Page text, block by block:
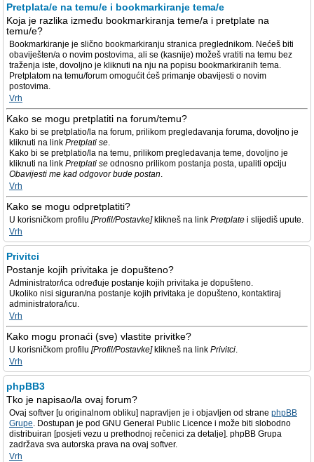
Pretplata/e na temu/e i bookmarkiranje tema/e
Koja je razlika između bookmarkiranja teme/a i pretplate na
temu/e?
Bookmarkiranje je slično bookmarkiranju stranica preglednikom. Nećeš biti
obaviješten/a o novim postovima, ali se (kasnije) možeš vratiti na temu bez
traženja iste, dovoljno je kliknuti na nju na popisu bookmarkiranih tema.
Pretplatom na temu/forum omogućit ćeš primanje obavijesti o novim
postovima.
Vrh
Kako se mogu pretplatiti na forum/temu?
Kako bi se pretplatio/la na forum, prilikom pregledavanja foruma, dovoljno je
kliknuti na link Pretplati se.
Kako bi se pretplatio/la na temu, prilikom pregledavanja teme, dovoljno je
kliknuti na link Pretplati se odnosno prilikom postanja posta, upaliti opciju
Obavijesti me kad odgovor bude postan.
Vrh
Kako se mogu odpretplatiti?
U korisničkom profilu [Profil/Postavke]klikneš na link Pretplate i slijediš upute.
Vrh
Privitci
Postanje kojih privitaka je dopušteno?
Administrator/ica određuje postanje kojih privitaka je dopušteno.
Ukoliko nisi siguran/na postanje kojih privitaka je dopušteno, kontaktiraj
administratora/icu.
Vrh
Kako mogu pronaći (sve) vlastite privitke?
U korisničkom profilu [Profil/Postavke]klikneš na link Privitci.
Vrh
phpBB3
Tko je napisao/la ovaj forum?
Ovaj softver [u originalnom obliku] napravljen je i objavljen od strane phpBB
Grupe. Dostupan je pod GNU General Public Licence i može biti slobodno
distribuiran [posjeti vezu u prethodnoj rečenici za detalje]. phpBB Grupa
zadržava sva autorska prava na ovaj softver.
Vrh